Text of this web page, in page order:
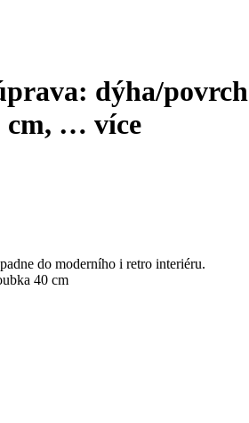
dýha/
cm, … více
do moderního i retro interiéru.
40 cm